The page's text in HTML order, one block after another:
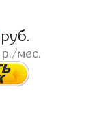
руб.
мес.